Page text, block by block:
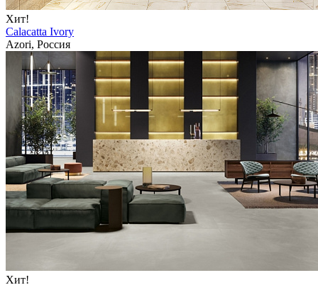
Хит!
Calacatta Ivory
Azori, Россия
Хит!